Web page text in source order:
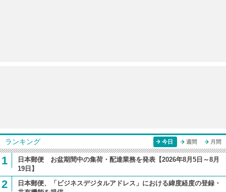
ランキング 今日 週間 月間
1
日本郵便 お盆期間中の集荷・配達業務を発表【2026年8月5日～8月
19日】
2
日本郵便、「ビジネスデジタルアドレス」における緯度経度の登録・